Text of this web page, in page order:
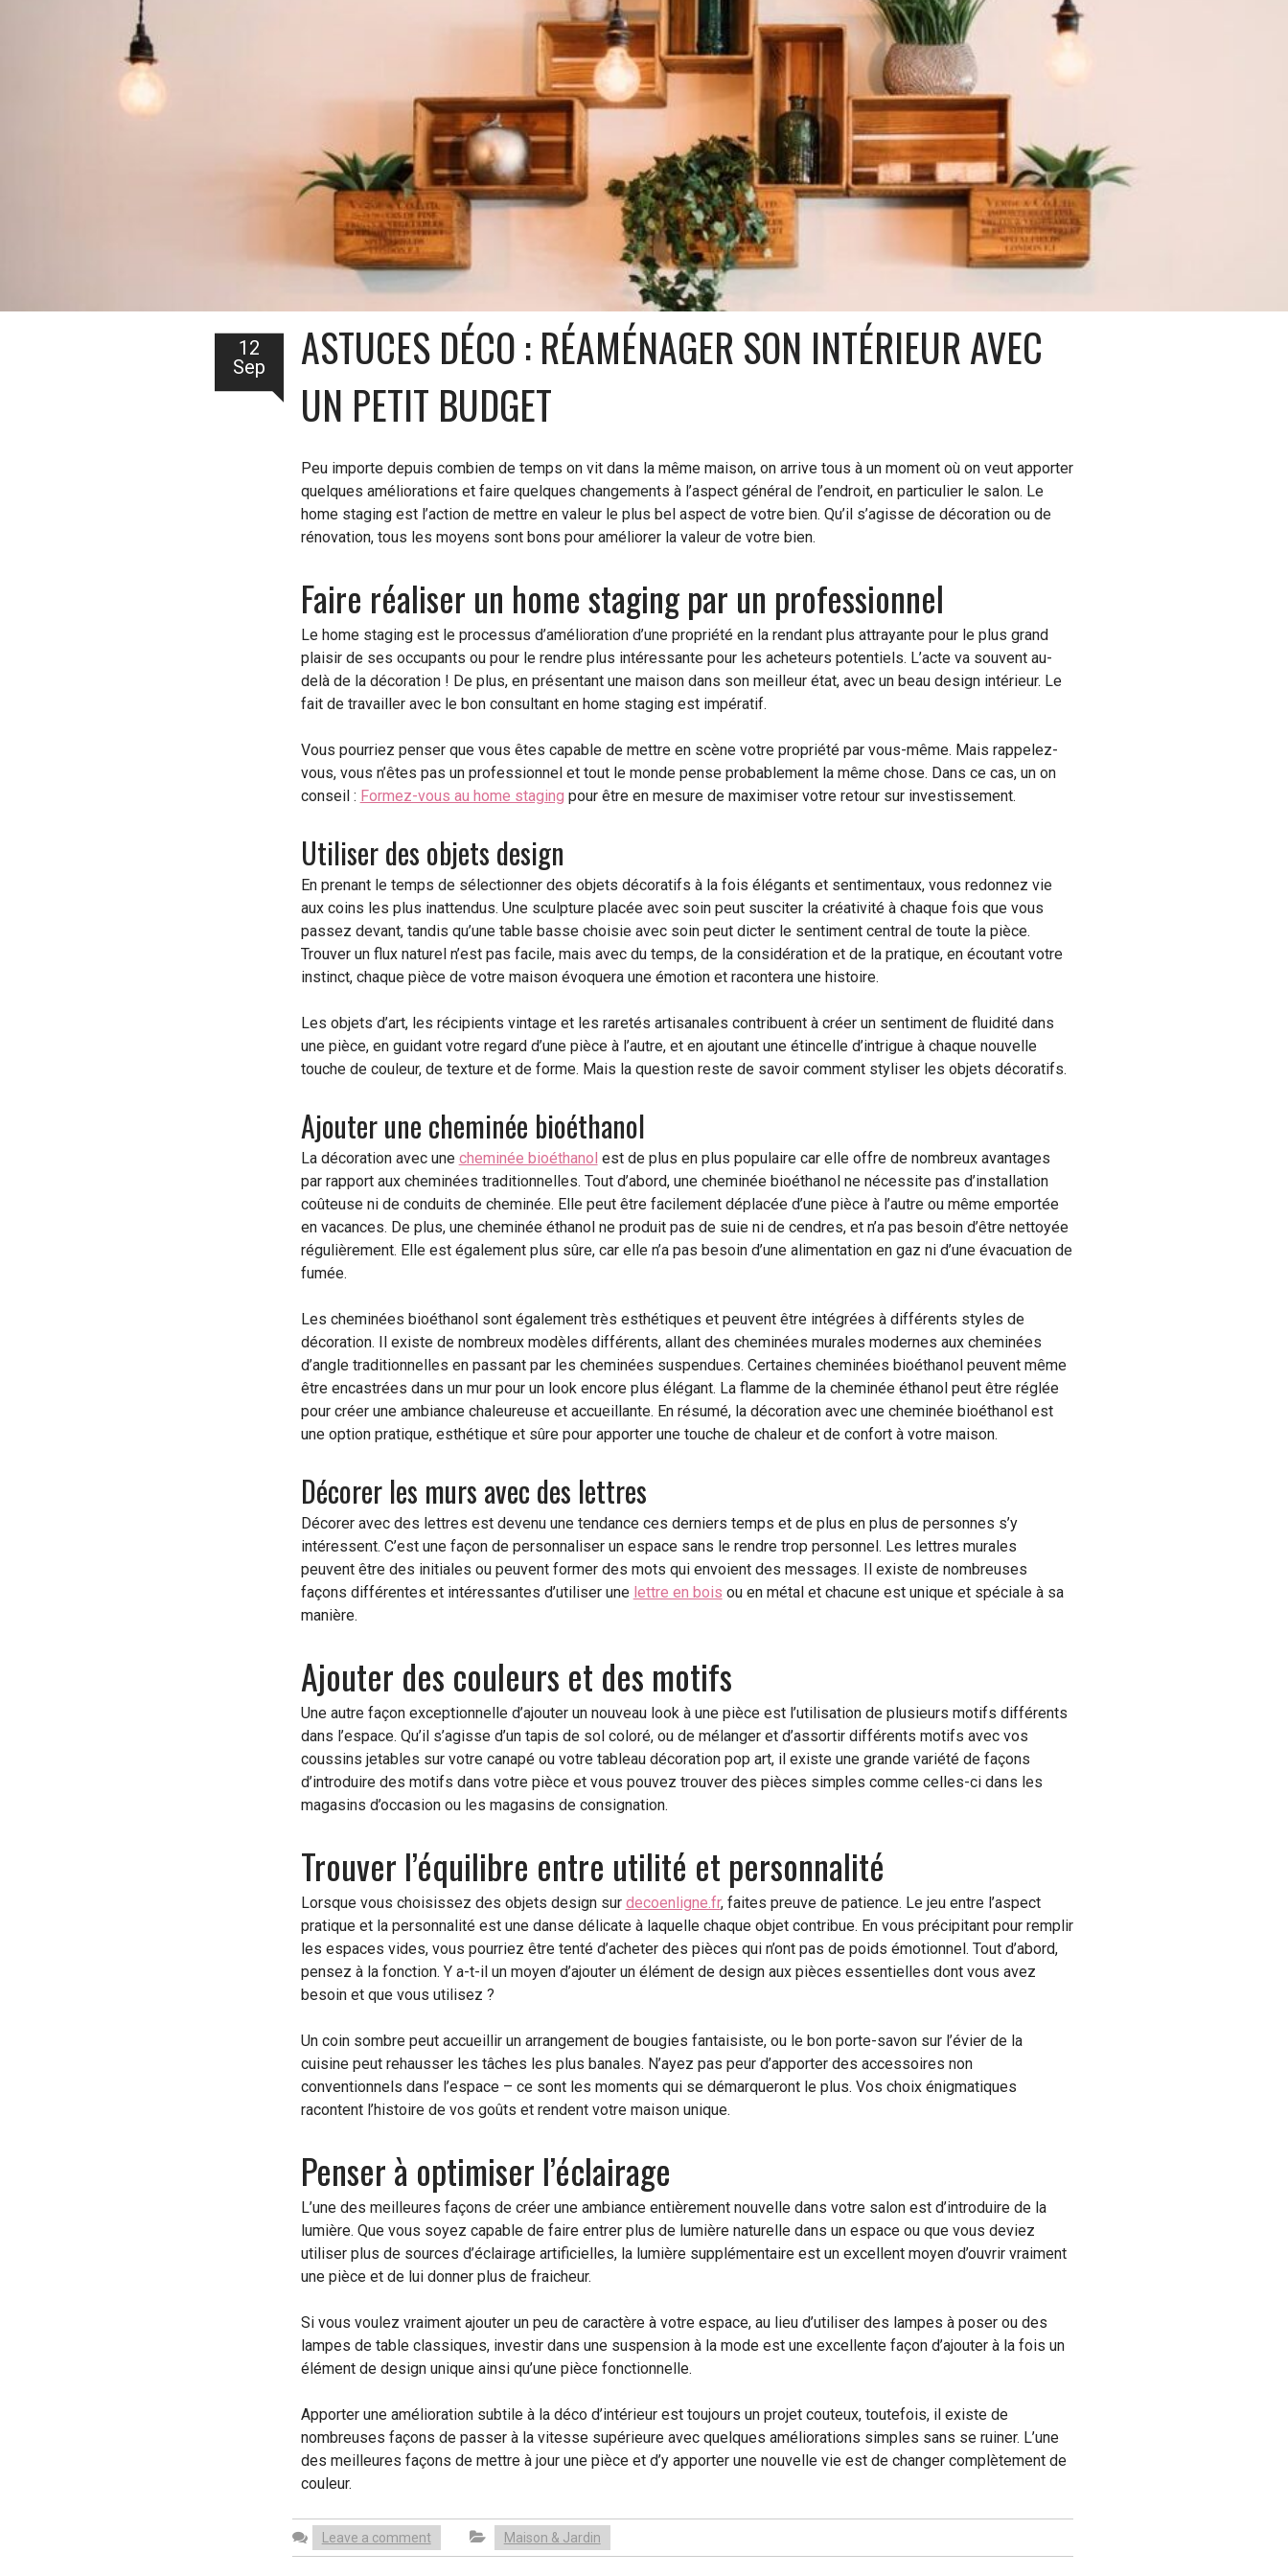
12
Sep
ASTUCES DÉCO : RÉAMÉNAGER SON INTÉRIEUR AVEC
UN PETIT BUDGET
Peu importe depuis combien de temps on vit dans la même maison, on arrive tous à un moment où on veut apporter
quelques améliorations et faire quelques changements à l’aspect général de l’endroit, en particulier le salon. Le
home staging est l’action de mettre en valeur le plus bel aspect de votre bien. Qu’il s’agisse de décoration ou de
rénovation, tous les moyens sont bons pour améliorer la valeur de votre bien.
Faire réaliser un home staging par un professionnel
Le home staging est le processus d’amélioration d’une propriété en la rendant plus attrayante pour le plus grand
plaisir de ses occupants ou pour le rendre plus intéressante pour les acheteurs potentiels. L’acte va souvent au-
delà de la décoration ! De plus, en présentant une maison dans son meilleur état, avec un beau design intérieur. Le
fait de travailler avec le bon consultant en home staging est impératif.
Vous pourriez penser que vous êtes capable de mettre en scène votre propriété par vous-même. Mais rappelez-
vous, vous n’êtes pas un professionnel et tout le monde pense probablement la même chose. Dans ce cas, un on
conseil : Formez-vous au home staging pour être en mesure de maximiser votre retour sur investissement.
Utiliser des objets design
En prenant le temps de sélectionner des objets décoratifs à la fois élégants et sentimentaux, vous redonnez vie
aux coins les plus inattendus. Une sculpture placée avec soin peut susciter la créativité à chaque fois que vous
passez devant, tandis qu’une table basse choisie avec soin peut dicter le sentiment central de toute la pièce.
Trouver un flux naturel n’est pas facile, mais avec du temps, de la considération et de la pratique, en écoutant votre
instinct, chaque pièce de votre maison évoquera une émotion et racontera une histoire.
Les objets d’art, les récipients vintage et les raretés artisanales contribuent à créer un sentiment de fluidité dans
une pièce, en guidant votre regard d’une pièce à l’autre, et en ajoutant une étincelle d’intrigue à chaque nouvelle
touche de couleur, de texture et de forme. Mais la question reste de savoir comment styliser les objets décoratifs.
Ajouter une cheminée bioéthanol
La décoration avec une cheminée bioéthanol est de plus en plus populaire car elle offre de nombreux avantages
par rapport aux cheminées traditionnelles. Tout d’abord, une cheminée bioéthanol ne nécessite pas d’installation
coûteuse ni de conduits de cheminée. Elle peut être facilement déplacée d’une pièce à l’autre ou même emportée
en vacances. De plus, une cheminée éthanol ne produit pas de suie ni de cendres, et n’a pas besoin d’être nettoyée
régulièrement. Elle est également plus sûre, car elle n’a pas besoin d’une alimentation en gaz ni d’une évacuation de
fumée.
Les cheminées bioéthanol sont également très esthétiques et peuvent être intégrées à différents styles de
décoration. Il existe de nombreux modèles différents, allant des cheminées murales modernes aux cheminées
d’angle traditionnelles en passant par les cheminées suspendues. Certaines cheminées bioéthanol peuvent même
être encastrées dans un mur pour un look encore plus élégant. La flamme de la cheminée éthanol peut être réglée
pour créer une ambiance chaleureuse et accueillante. En résumé, la décoration avec une cheminée bioéthanol est
une option pratique, esthétique et sûre pour apporter une touche de chaleur et de confort à votre maison.
Décorer les murs avec des lettres
Décorer avec des lettres est devenu une tendance ces derniers temps et de plus en plus de personnes s’y
intéressent. C’est une façon de personnaliser un espace sans le rendre trop personnel. Les lettres murales
peuvent être des initiales ou peuvent former des mots qui envoient des messages. Il existe de nombreuses
façons différentes et intéressantes d’utiliser une lettre en bois ou en métal et chacune est unique et spéciale à sa
manière.
Ajouter des couleurs et des motifs
Une autre façon exceptionnelle d’ajouter un nouveau look à une pièce est l’utilisation de plusieurs motifs différents
dans l’espace. Qu’il s’agisse d’un tapis de sol coloré, ou de mélanger et d’assortir différents motifs avec vos
coussins jetables sur votre canapé ou votre tableau décoration pop art, il existe une grande variété de façons
d’introduire des motifs dans votre pièce et vous pouvez trouver des pièces simples comme celles-ci dans les
magasins d’occasion ou les magasins de consignation.
Trouver l’équilibre entre utilité et personnalité
Lorsque vous choisissez des objets design sur decoenligne.fr, faites preuve de patience. Le jeu entre l’aspect
pratique et la personnalité est une danse délicate à laquelle chaque objet contribue. En vous précipitant pour remplir
les espaces vides, vous pourriez être tenté d’acheter des pièces qui n’ont pas de poids émotionnel. Tout d’abord,
pensez à la fonction. Y a-t-il un moyen d’ajouter un élément de design aux pièces essentielles dont vous avez
besoin et que vous utilisez ?
Un coin sombre peut accueillir un arrangement de bougies fantaisiste, ou le bon porte-savon sur l’évier de la
cuisine peut rehausser les tâches les plus banales. N’ayez pas peur d’apporter des accessoires non
conventionnels dans l’espace – ce sont les moments qui se démarqueront le plus. Vos choix énigmatiques
racontent l’histoire de vos goûts et rendent votre maison unique.
Penser à optimiser l’éclairage
L’une des meilleures façons de créer une ambiance entièrement nouvelle dans votre salon est d’introduire de la
lumière. Que vous soyez capable de faire entrer plus de lumière naturelle dans un espace ou que vous deviez
utiliser plus de sources d’éclairage artificielles, la lumière supplémentaire est un excellent moyen d’ouvrir vraiment
une pièce et de lui donner plus de fraicheur.
Si vous voulez vraiment ajouter un peu de caractère à votre espace, au lieu d’utiliser des lampes à poser ou des
lampes de table classiques, investir dans une suspension à la mode est une excellente façon d’ajouter à la fois un
élément de design unique ainsi qu’une pièce fonctionnelle.
Apporter une amélioration subtile à la déco d’intérieur est toujours un projet couteux, toutefois, il existe de
nombreuses façons de passer à la vitesse supérieure avec quelques améliorations simples sans se ruiner. L’une
des meilleures façons de mettre à jour une pièce et d’y apporter une nouvelle vie est de changer complètement de
couleur.
Leave a comment Maison & Jardin